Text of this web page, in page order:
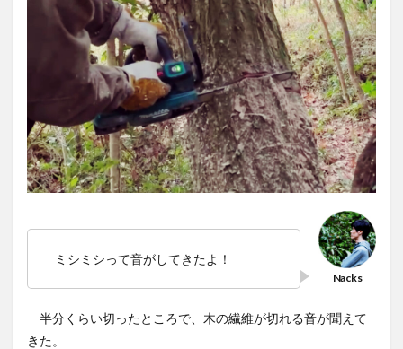
ミシミシって音がしてきたよ！
半分くらい切ったところで、木の繊維が切れる音が聞えて
きた。